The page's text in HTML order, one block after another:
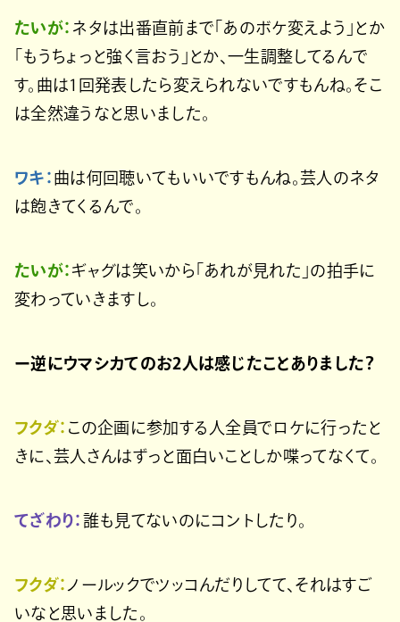
たいが： ネタは出番直前まで「あのボケ変えよう」とか
「もうちょっと強く言おう」とか、一生調整してるんで
す。曲は1回発表したら変えられないですもんね。そこ
は全然違うなと思いました。
ワキ： 曲は何回聴いてもいいですもんね。芸人のネタ
は飽きてくるんで。
たいが： ギャグは笑いから「あれが見れた」の拍手に
変わっていきますし。
ー逆にウマシカてのお2人は感じたことありました？
フクダ： この企画に参加する人全員でロケに行ったと
きに、芸人さんはずっと面白いことしか喋ってなくて。
てざわり： 誰も見てないのにコントしたり。
フクダ： ノールックでツッコんだりしてて、それはすご
いなと思いました。